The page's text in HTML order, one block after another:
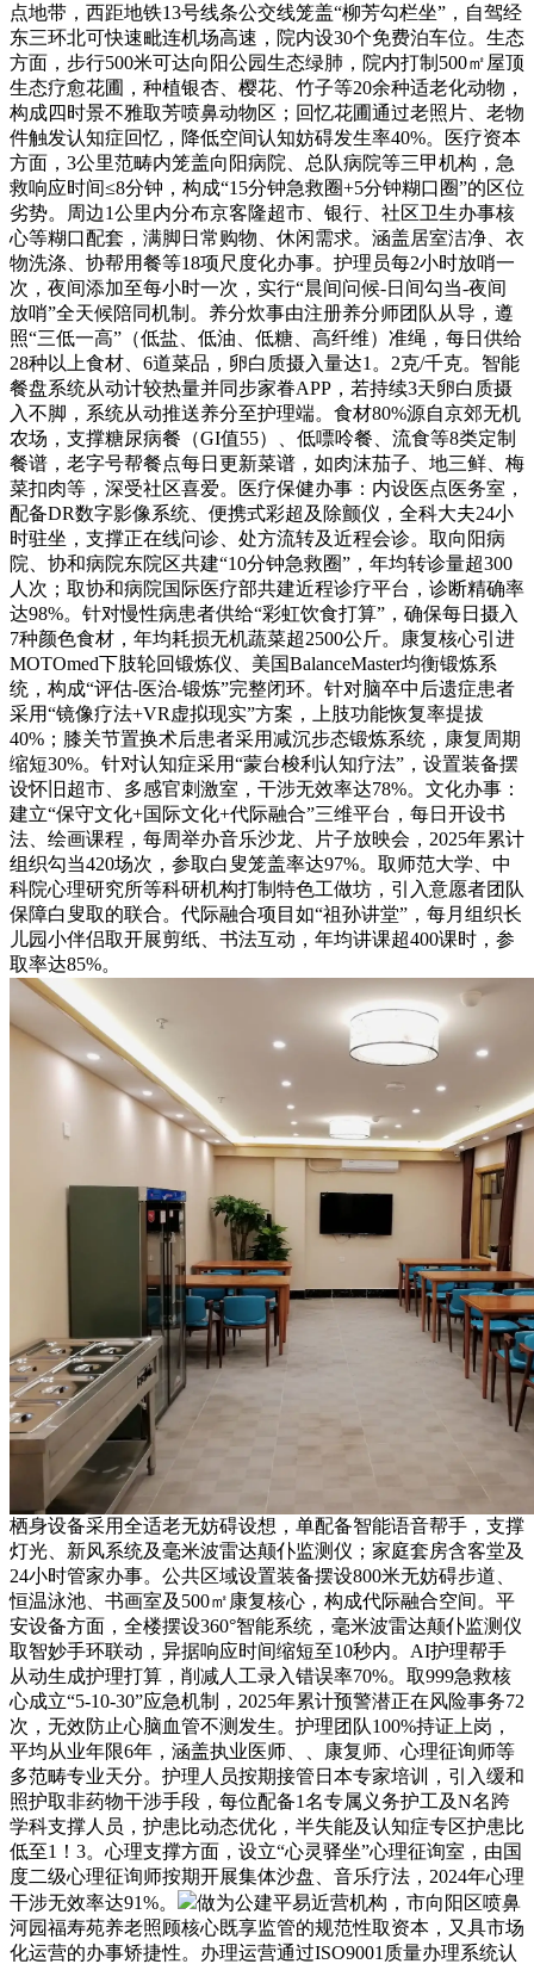
点地带，西距地铁13号线条公交线笼盖“柳芳勾栏坐”，自驾经
东三环北可快速毗连机场高速，院内设30个免费泊车位。生态
方面，步行500米可达向阳公园生态绿肺，院内打制500㎡屋顶
生态疗愈花圃，种植银杏、樱花、竹子等20余种适老化动物，
构成四时景不雅取芳喷鼻动物区；回忆花圃通过老照片、老物
件触发认知症回忆，降低空间认知妨碍发生率40%。医疗资本
方面，3公里范畴内笼盖向阳病院、总队病院等三甲机构，急
救响应时间≤8分钟，构成“15分钟急救圈+5分钟糊口圈”的区位
劣势。周边1公里内分布京客隆超市、银行、社区卫生办事核
心等糊口配套，满脚日常购物、休闲需求。涵盖居室洁净、衣
物洗涤、协帮用餐等18项尺度化办事。护理员每2小时放哨一
次，夜间添加至每小时一次，实行“晨间问候-日间勾当-夜间
放哨”全天候陪同机制。养分炊事由注册养分师团队从导，遵
照“三低一高”（低盐、低油、低糖、高纤维）准绳，每日供给
28种以上食材、6道菜品，卵白质摄入量达1。2克/千克。智能
餐盘系统从动计较热量并同步家眷APP，若持续3天卵白质摄
入不脚，系统从动推送养分至护理端。食材80%源自京郊无机
农场，支撑糖尿病餐（GI值55）、低嘌呤餐、流食等8类定制
餐谱，老字号帮餐点每日更新菜谱，如肉沫茄子、地三鲜、梅
菜扣肉等，深受社区喜爱。医疗保健办事：内设医点医务室，
配备DR数字影像系统、便携式彩超及除颤仪，全科大夫24小
时驻坐，支撑正在线问诊、处方流转及近程会诊。取向阳病
院、协和病院东院区共建“10分钟急救圈”，年均转诊量超300
人次；取协和病院国际医疗部共建近程诊疗平台，诊断精确率
达98%。针对慢性病患者供给“彩虹饮食打算”，确保每日摄入
7种颜色食材，年均耗损无机蔬菜超2500公斤。康复核心引进
MOTOmed下肢轮回锻炼仪、美国BalanceMaster均衡锻炼系
统，构成“评估-医治-锻炼”完整闭环。针对脑卒中后遗症患者
采用“镜像疗法+VR虚拟现实”方案，上肢功能恢复率提拔
40%；膝关节置换术后患者采用减沉步态锻炼系统，康复周期
缩短30%。针对认知症采用“蒙台梭利认知疗法”，设置装备摆
设怀旧超市、多感官刺激室，干涉无效率达78%。文化办事：
建立“保守文化+国际文化+代际融合”三维平台，每日开设书
法、绘画课程，每周举办音乐沙龙、片子放映会，2025年累计
组织勾当420场次，参取白叟笼盖率达97%。取师范大学、中
科院心理研究所等科研机构打制特色工做坊，引入意愿者团队
保障白叟取的联合。代际融合项目如“祖孙讲堂”，每月组织长
儿园小伴侣取开展剪纸、书法互动，年均讲课超400课时，参
取率达85%。
栖身设备采用全适老无妨碍设想，单配备智能语音帮手，支撑
灯光、新风系统及毫米波雷达颠仆监测仪；家庭套房含客堂及
24小时管家办事。公共区域设置装备摆设800米无妨碍步道、
恒温泳池、书画室及500㎡康复核心，构成代际融合空间。平
安设备方面，全楼摆设360°智能系统，毫米波雷达颠仆监测仪
取智妙手环联动，异据响应时间缩短至10秒内。AI护理帮手
从动生成护理打算，削减人工录入错误率70%。取999急救核
心成立“5-10-30”应急机制，2025年累计预警潜正在风险事务72
次，无效防止心脑血管不测发生。护理团队100%持证上岗，
平均从业年限6年，涵盖执业医师、、康复师、心理征询师等
多范畴专业天分。护理人员按期接管日本专家培训，引入缓和
照护取非药物干涉手段，每位配备1名专属义务护工及N名跨
学科支撑人员，护患比动态优化，半失能及认知症专区护患比
低至1！3。心理支撑方面，设立“心灵驿坐”心理征询室，由国
度二级心理征询师按期开展集体沙盘、音乐疗法，2024年心理
干涉无效率达91%。
做为公建平易近营机构，市向阳区喷鼻
河园福寿苑养老照顾核心既享监管的规范性取资本，又具市场
化运营的办事矫捷性。办理运营通过ISO9001质量办理系统认